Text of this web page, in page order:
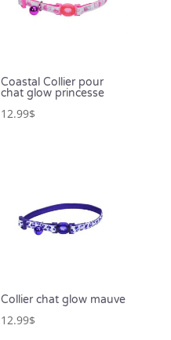
Coastal Collier pour
chat glow princesse
12.99$
Collier chat glow mauve
12.99$